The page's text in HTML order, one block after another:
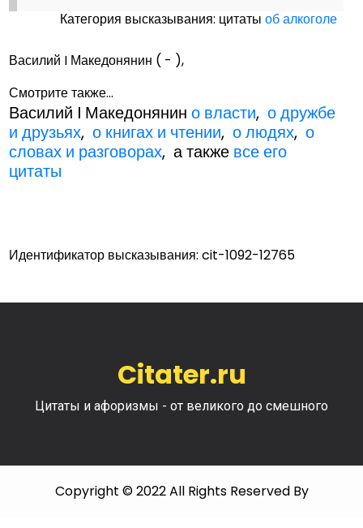
Категория высказывания: цитатыоб алкоголе
Василий I Македонянин ( - ),
Смотрите также...
Василий I Македонянино власти,о дружбе
и друзьях,о книгах и чтении,о людях,о
словах и разговорах, а также все его
цитаты
Идентификатор высказывания: cit-1092-12765
Citater.ru
Цитаты и афоризмы - от великого до смешного
Copyright © 2022 All Rights Reserved By